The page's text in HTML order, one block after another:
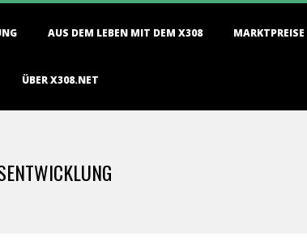
AUS DEM LEBEN MIT DEM X308 MARKTPREISE
ÜBER X308.NET